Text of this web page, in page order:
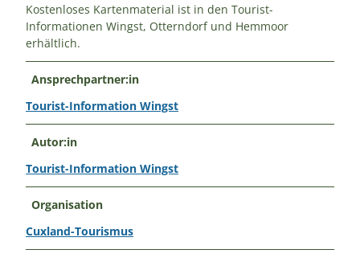
Kostenloses Kartenmaterial ist in den Tourist-
Informationen Wingst, Otterndorf und Hemmoor
erhältlich.
Ansprechpartner:in
Tourist-Information Wingst
Autor:in
Tourist-Information Wingst
Organisation
Cuxland-Tourismus